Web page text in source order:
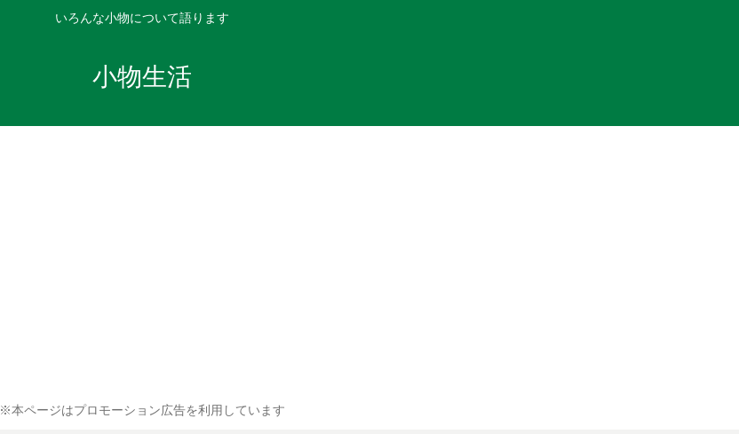
いろんな小物について語ります
小物生活
※本ページはプロモーション広告を利用しています